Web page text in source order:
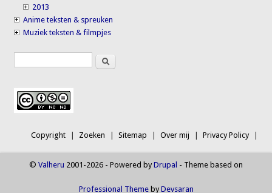
2013
Anime teksten & spreuken
Muziek teksten & filmpjes
Search formSearch
Copyright Zoeken Sitemap Over mij Privacy Policy
© Valheru 2001-2026 - Powered byDrupal - Theme based on
Professional ThemebyDevsaran